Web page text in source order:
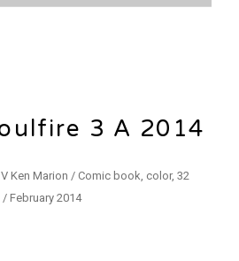
3 A 2014
Ken Marion / Comic book, color, 32
February 2014